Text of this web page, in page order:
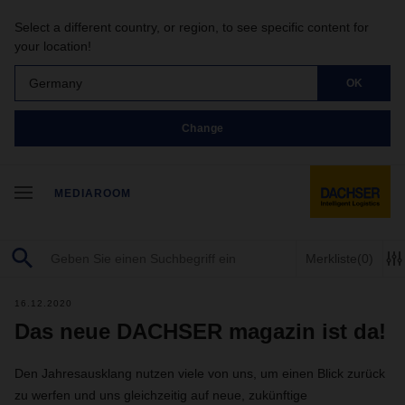
Select a different country, or region, to see specific content for
your location!
Germany OK
Change
MEDIAROOM
Merkliste(0)
16.12.2020
Das neue DACHSER magazin ist da!
Den Jahresausklang nutzen viele von uns, um einen Blick zurück
zu werfen und uns gleichzeitig auf neue, zukünftige